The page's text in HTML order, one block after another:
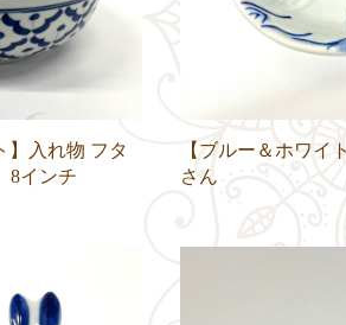
】入れ物 フタ
8インチ
【ブルー＆ホワ
さん